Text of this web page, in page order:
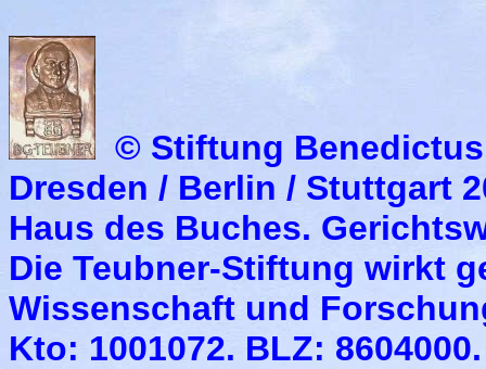
© Stiftung
Dresden / Berlin / Stuttgart
Haus des Buches.
Die Teubner-Stiftung wirkt
Wissenschaft und
Kto: 1001072. BLZ: